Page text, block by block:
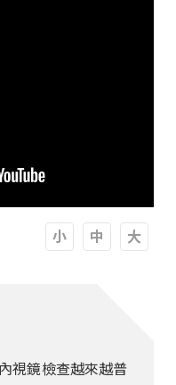
視鏡檢查越來越普